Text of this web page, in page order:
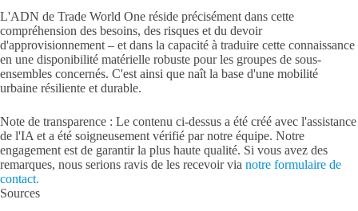
L'ADN de Trade World One réside précisément dans cette
compréhension des besoins, des risques et du devoir
d'approvisionnement – et dans la capacité à traduire cette connaissance
en une disponibilité matérielle robuste pour les groupes de sous-
ensembles concernés. C'est ainsi que naît la base d'une mobilité
urbaine résiliente et durable.
Note de transparence : Le contenu ci-dessus a été créé avec l'assistance
de l'IA et a été soigneusement vérifié par notre équipe. Notre
engagement est de garantir la plus haute qualité. Si vous avez des
remarques, nous serions ravis de les recevoir via notre formulaire de
contact.
Sources